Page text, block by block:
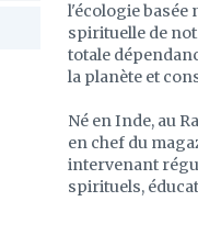
l'écologie basée
spirituelle de
totale
la planète et
Né en Inde, au
en chef du
intervenant
spirituels,